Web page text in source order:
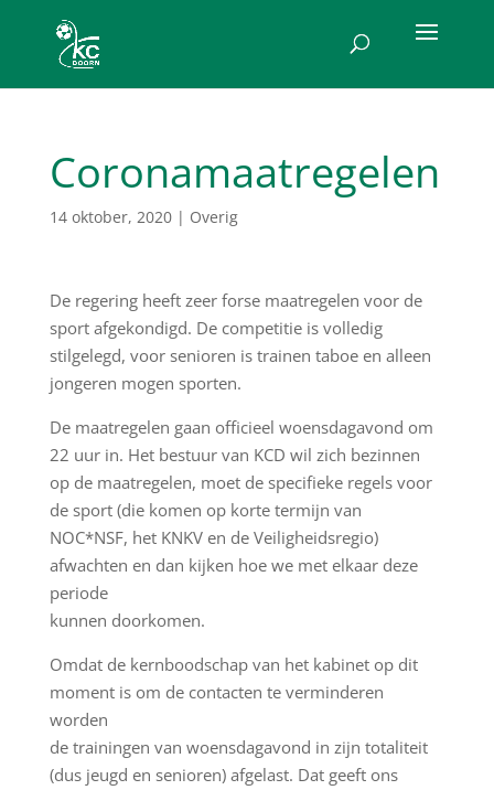
Coronamaatregelen
14 oktober, 2020| Overig
De regering heeft zeer forse maatregelen voor de
sport afgekondigd. De competitie is volledig
stilgelegd, voor senioren is trainen taboe en alleen
jongeren mogen sporten.
De maatregelen gaan officieel woensdagavond om
22 uur in. Het bestuur van KCD wil zich bezinnen
op de maatregelen, moet de specifieke regels voor
de sport (die komen op korte termijn van
NOC*NSF, het KNKV en de Veiligheidsregio)
afwachten en dan kijken hoe we met elkaar deze
periode
kunnen doorkomen.
Omdat de kernboodschap van het kabinet op dit
moment is om de contacten te verminderen
worden
de trainingen van woensdagavond in zijn totaliteit
(dus jeugd en senioren) afgelast. Dat geeft ons